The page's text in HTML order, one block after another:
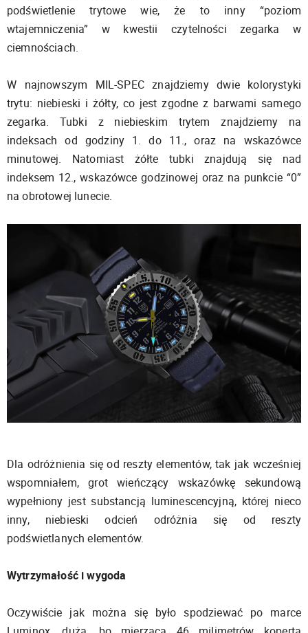
podświetlenie trytowe wie, że to inny “poziom
wtajemniczenia” w kwestii czytelności zegarka w
ciemnościach.
W najnowszym MIL-SPEC znajdziemy dwie kolorystyki
trytu: niebieski i żółty, co jest zgodne z barwami samego
zegarka. Tubki z niebieskim trytem znajdziemy na
indeksach od godziny 1. do 11., oraz na wskazówce
minutowej. Natomiast żółte tubki znajdują się nad
indeksem 12., wskazówce godzinowej oraz na punkcie “0”
na obrotowej lunecie.
Dla odróżnienia się od reszty elementów, tak jak wcześniej
wspomniałem, grot wieńczący wskazówkę sekundową
wypełniony jest substancją luminescencyjną, której nieco
inny, niebieski odcień odróżnia się od reszty
podświetlanych elementów.
Wytrzymałość i wygoda
Oczywiście jak można się było spodziewać po marce